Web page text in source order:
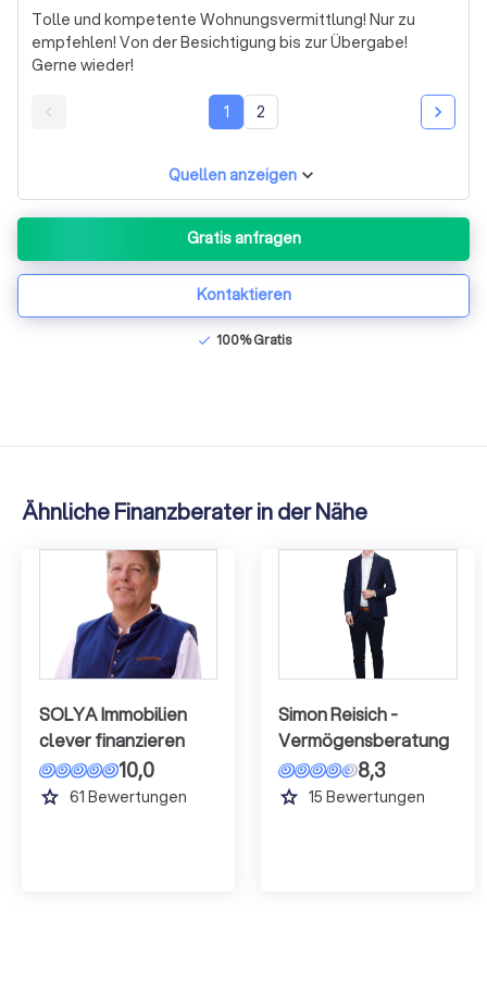
Tolle und kompetente Wohnungsvermittlung! Nur zu
empfehlen! Von der Besichtigung bis zur Übergabe!
Gerne wieder!
1 2
Quellen anzeigen
Gratis anfragen
Kontaktieren
check 100% Gratis
Ähnliche Finanzberater in der Nähe
SOLYA Immobilien
clever finanzieren
10,0
grade 61 Bewertungen
Simon Reisich -
Vermögensberatung
8,3
grade 15 Bewertungen